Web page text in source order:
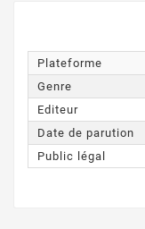
Plateforme
Genre
Editeur
Date de parution
Public légal